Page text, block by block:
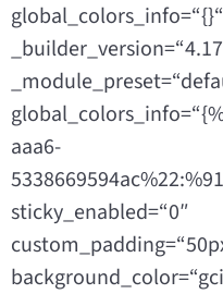
aaa6-
sticky_enabled=“0″